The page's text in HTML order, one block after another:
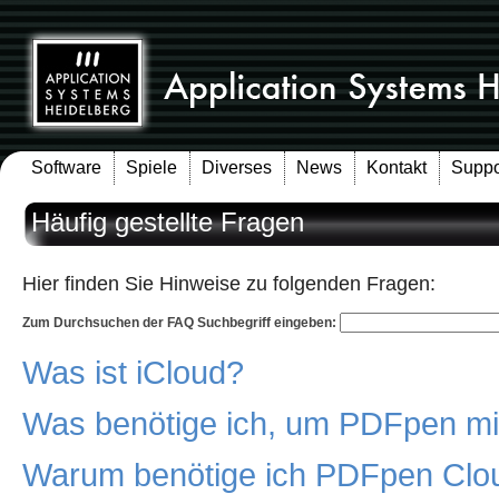
Software Spiele Diverses News Kontakt
Häufig gestellte Fragen
Hier finden Sie Hinweise zu folgenden Fragen:
Zum Durchsuchen der FAQ Suchbegriff eingeben:
Was ist iCloud?
Was benötige ich, um PDFpen
Warum benötige ich PDFpen